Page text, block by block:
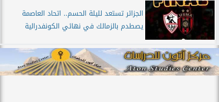
الجزائر تستعد لليلة الحسم.. اتحاد العاصمة
يصطدم بالزمالك في نهائي الكونفدرالية